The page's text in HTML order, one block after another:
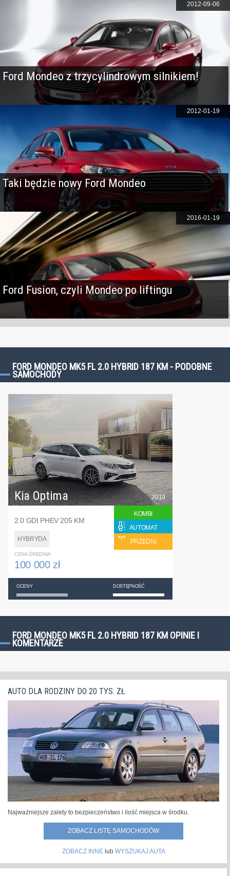
Ford Mondeo z trzycylindrowym silnikiem!
2012-09-06
Taki będzie nowy Ford Mondeo
2012-01-19
Ford Fusion, czyli Mondeo po liftingu
2016-01-19
FORD MONDEO MK5 FL 2.0 HYBRID 187 KM - PODOBNE
SAMOCHODY
Kia Optima
2.0 GDI PHEV 205 KM
HYBRYDA
2019
KOMBI
AUTOMAT
PRZEDNI
CENA ŚREDNIA
100 000 zł
OCENY DOSTĘPNOŚĆ
FORD MONDEO MK5 FL 2.0 HYBRID 187 KM OPINIE I
KOMENTARZE
AUTO DLA RODZINY DO 20 TYS. ZŁ
Najważniejsze zalety to bezpieczeństwo i ilość miejsca w środku.
ZOBACZ LISTĘ SAMOCHODÓW
ZOBACZ INNElub WYSZUKAJ AUTA